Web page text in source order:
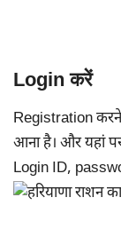
Login करें
Registration
आना है। और यहां
Login ID,